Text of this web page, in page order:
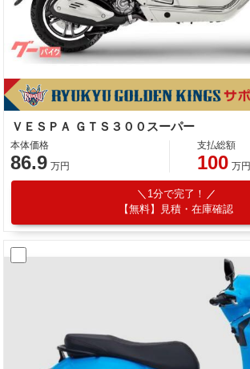
ＶＥＳＰＡ ＧＴＳ３００スーパー
本体価格
86.9 万円
支払総額
100 万円
1分で完了！
【無料】見積・在庫確認